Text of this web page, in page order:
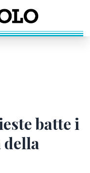
batte i
della